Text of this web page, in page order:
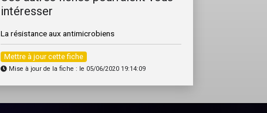
intéresser
La résistance aux antimicrobiens
Mettre à jour cette fiche
Mise à jour de la fiche : le 05/06/2020 19:14:09